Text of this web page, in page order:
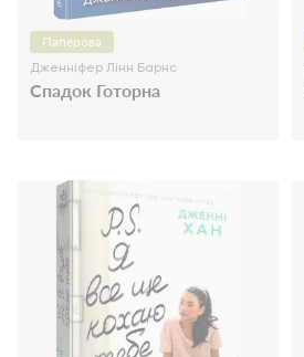
Паперова
Дженніфер Лінн Барнс
Спадок Готорна